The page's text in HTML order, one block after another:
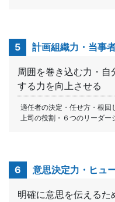
5 計画組織力・当事
周囲を巻き込む力・
する力を向上させる
適任者の決定・任せ方・根回
上司の役割・６つのリーダー
6 意思決定力・ヒュ
明確に意思を伝えるた